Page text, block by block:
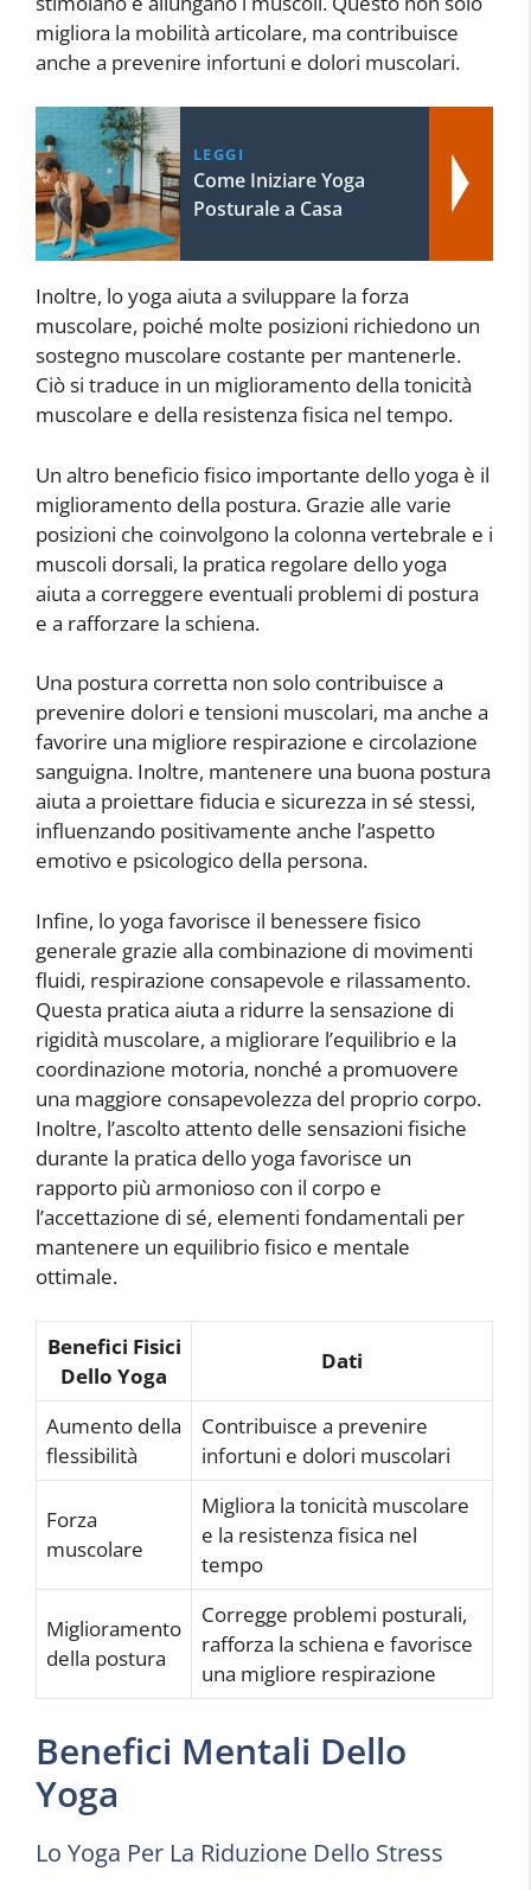
migliora la mobilità articolare, ma contribuisce
anche a prevenire infortuni e dolori muscolari.
LEGGI
Come Iniziare Yoga
Posturale a Casa
Inoltre, lo yoga aiuta a sviluppare la forza
muscolare, poiché molte posizioni richiedono un
sostegno muscolare costante per mantenerle.
Ciò si traduce in un miglioramento della tonicità
muscolare e della resistenza fisica nel tempo.
Un altro beneficio fisico importante dello yoga è il
miglioramento della postura. Grazie alle varie
posizioni che coinvolgono la colonna vertebrale e i
muscoli dorsali, la pratica regolare dello yoga
aiuta a correggere eventuali problemi di postura
e a rafforzare la schiena.
Una postura corretta non solo contribuisce a
prevenire dolori e tensioni muscolari, ma anche a
favorire una migliore respirazione e circolazione
sanguigna. Inoltre, mantenere una buona postura
aiuta a proiettare fiducia e sicurezza in sé stessi,
influenzando positivamente anche l’aspetto
emotivo e psicologico della persona.
Infine, lo yoga favorisce il benessere fisico
generale grazie alla combinazione di movimenti
fluidi, respirazione consapevole e rilassamento.
Questa pratica aiuta a ridurre la sensazione di
rigidità muscolare, a migliorare l’equilibrio e la
coordinazione motoria, nonché a promuovere
una maggiore consapevolezza del proprio corpo.
Inoltre, l’ascolto attento delle sensazioni fisiche
durante la pratica dello yoga favorisce un
rapporto più armonioso con il corpo e
l’accettazione di sé, elementi fondamentali per
mantenere un equilibrio fisico e mentale
ottimale.
Benefici Fisici
Dello Yoga
Dati
Aumento della
flessibilità
Contribuisce a prevenire
infortuni e dolori muscolari
Forza
muscolare
Migliora la tonicità muscolare
e la resistenza fisica nel
tempo
Miglioramento
della postura
Corregge problemi posturali,
rafforza la schiena e favorisce
una migliore respirazione
Benefici Mentali Dello
Yoga
Lo Yoga Per La Riduzione Dello Stress